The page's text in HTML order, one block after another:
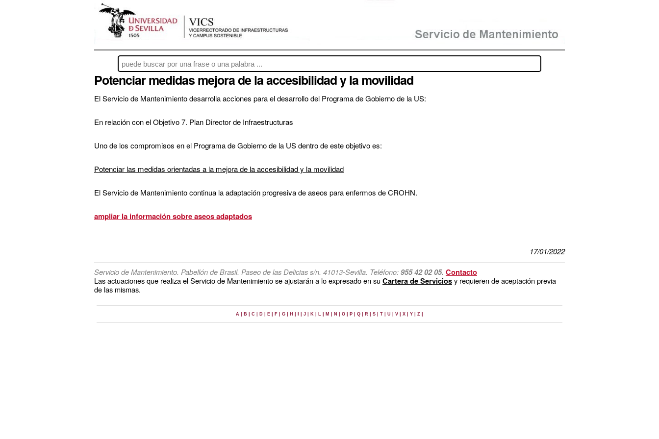
Potenciar medidas mejora de la accesibilidad y la movilidad
El Servicio de Mantenimiento desarrolla acciones para el desarrollo del Programa de Gobierno de la US:
En relación con el Objetivo 7. Plan Director de Infraestructuras
Uno de los compromisos en el Programa de Gobierno de la US dentro de este objetivo es:
Potenciar las medidas orientadas a la mejora de la accesibilidad y la movilidad
El Servicio de Mantenimiento continua la adaptación progresiva de aseos para enfermos de CROHN.
ampliar la información sobre aseos adaptados
17/01/2022
Servicio de Mantenimiento. Pabellón de Brasil. Paseo de las Delicias s/n. 41013-Sevilla. Teléfono:955 42 02 05. Contacto
Las actuaciones que realiza el Servicio de Mantenimiento se ajustarán a lo expresado en su Cartera de Serviciosy requieren de aceptación previa
de las mismas.
A | B | C | D | E | F | G | H | J | K | L | M | N | O | P | Q | R | S | T | U | V | X | Y | Z |